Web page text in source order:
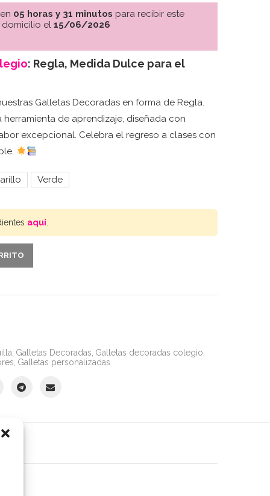
05 horas y 31 minutos para recibir este
el 15/06/2026
: Regla, Medida Dulce para el
Galletas Decoradas en forma de Regla.
de aprendizaje, diseñada con
excepcional. Celebra el regreso a clases con
Verde
aquí.
Galletas Decoradas Galletas decoradas colegio
Galletas personalizadas